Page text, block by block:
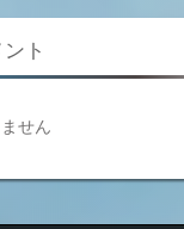
ト
せん